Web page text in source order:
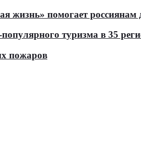
помогает россиянам
туризма в 35
пожаров